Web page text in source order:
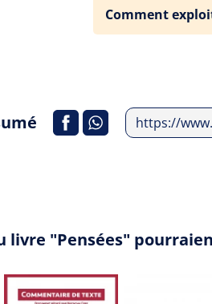
Comment
https://
livre "Pensées"